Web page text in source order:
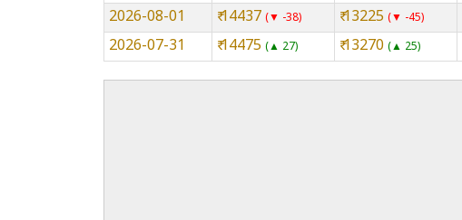
2026-08-01 ₹ 14437 ▼ -38 ₹ 13225 ▼ -45
2026-07-31 ₹ 14475 ▲ 27 ₹ 13270 ▲ 25